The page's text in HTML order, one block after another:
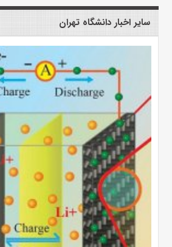
سایر اخبار دانشگاه تهران